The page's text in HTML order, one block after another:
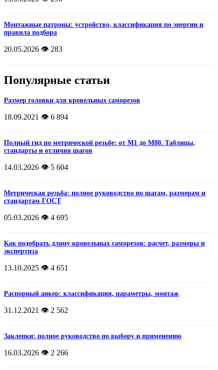
Монтажные патроны: устройство, классификация по энергии и
правила подбора
20.05.2026 👁️ 283
Популярные статьи
Размер головки для кровельных саморезов
18.09.2021 👁️ 6 894
Полный гид по метрической резьбе: от М1 до М80. Таблицы,
стандарты и отличия шагов
14.03.2026 👁️ 5 604
Метрическая резьба: полное руководство по шагам, размерам и
стандартам ГОСТ
05.03.2026 👁️ 4 695
Как подобрать длину кровельных саморезов: расчет, размеры и
экспертиза
13.10.2025 👁️ 4 651
Распорный анкер: классификация, параметры, монтаж
31.12.2021 👁️ 2 562
Заклепки: полное руководство по выбору и применению
16.03.2026 👁️ 2 266